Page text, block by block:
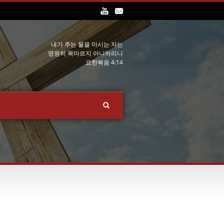
내가 주는 물을 마시는 자는
영원히 목마르지 아니하리니
요한복음 4:14